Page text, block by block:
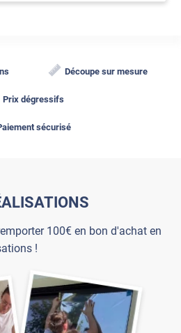
Découpe sur mesure
Prix dégressifs
sécurisé
100€ en bon d'achat en
!